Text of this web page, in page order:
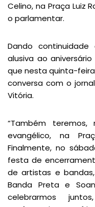
Celino, na Praça Luiz
o parlamentar.
Dando
alusiva ao
que nesta quinta-
conversa com o
Vitória.
“Também
evangélico, na
Finalmente, no
festa de
de artistas e bandas,
Banda Preta e
celebrarmos